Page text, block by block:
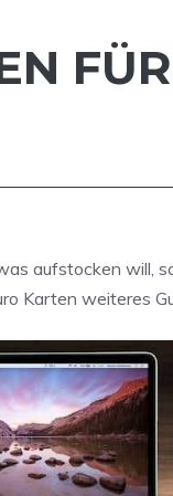
aufstocken will,
Karten weiteres